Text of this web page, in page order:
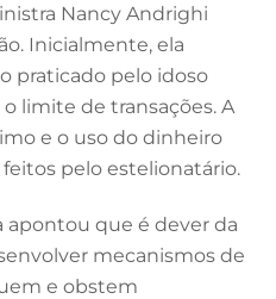
Nancy Andrighi
Inicialmente, ela
praticado pelo idoso
limite de transações. A
e o uso do dinheiro
pelo estelionatário.
apontou que é dever da
mecanismos de
e obstem